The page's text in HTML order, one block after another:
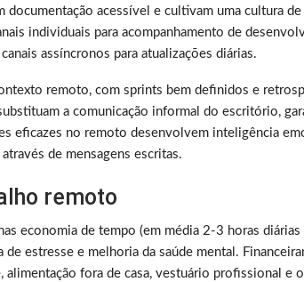
documentação acessível e cultivam uma cultura de
individuais para acompanhamento de
assíncronos para atualizações diárias.
remoto, com sprints bem definidos e
a comunicação informal do escritório,
eficazes no remoto desenvolvem inteligência
de mensagens escritas.
remoto
economia de tempo (em média 2-3 horas diárias
estresse e melhoria da saúde mental.
fora de casa, vestuário profissional e